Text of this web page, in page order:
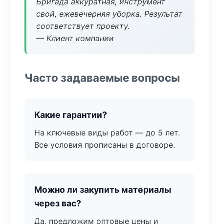
свой, ежевечерняя уборка. Результат
соответствует проекту.
— Клиент компании
Часто задаваемые вопросы
Какие гарантии?
На ключевые виды работ — до 5 лет.
Все условия прописаны в договоре.
Можно ли закупить материалы
через вас?
Да, предложим оптовые цены и